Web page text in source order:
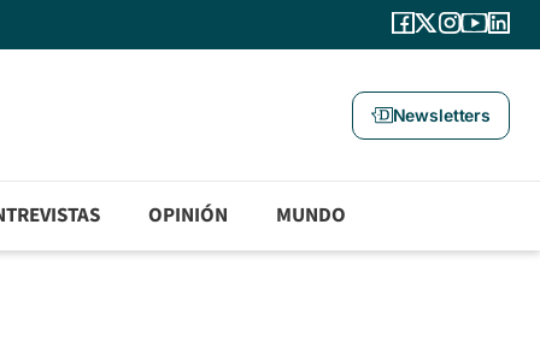
Newsletters
OPINIÓN MUNDO